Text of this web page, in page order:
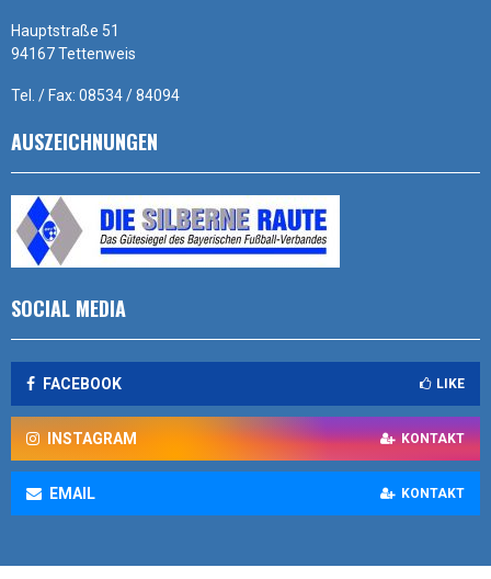
Hauptstraße 51
94167 Tettenweis
Tel. / Fax: 08534 / 84094
AUSZEICHNUNGEN
SOCIAL MEDIA
FACEBOOK LIKE
INSTAGRAM KONTAKT
EMAIL KONTAKT